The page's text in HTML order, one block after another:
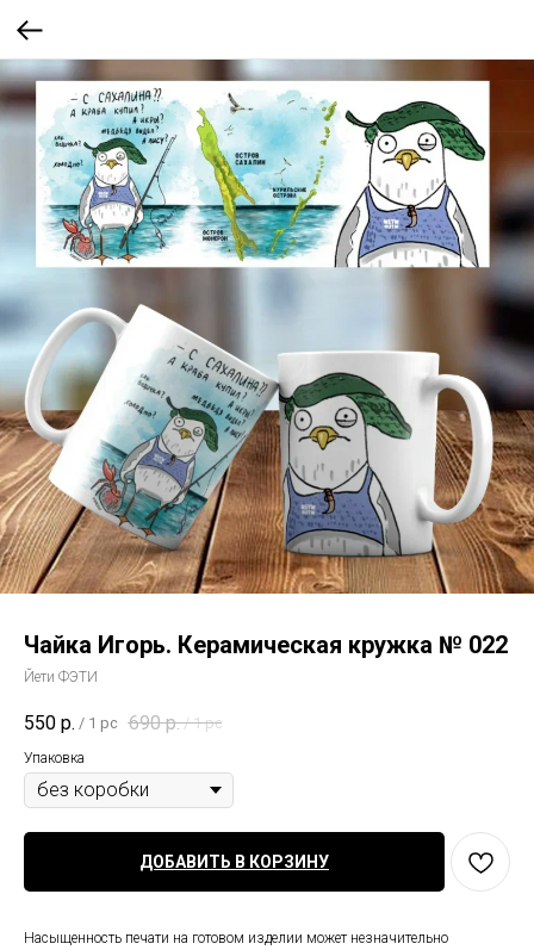
Чайка Игорь. Керамическая кружка № 022
Йети ФЭТИ
550 р. / 1 pc 690 р. / 1 pc
Упаковка
ДОБАВИТЬ В КОРЗИНУ
Насыщенность печати на готовом изделии может незначительно